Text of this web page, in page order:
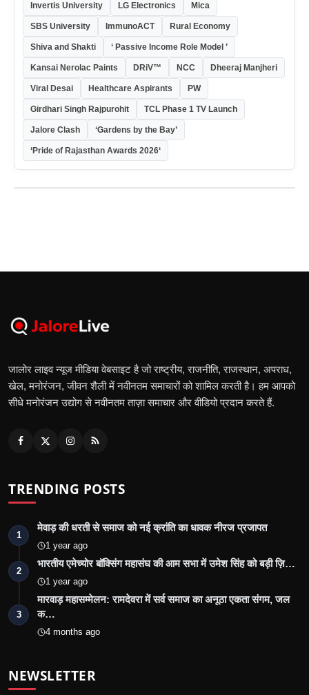
Invertis University LG Electronics Mica
SBS University ImmunoACT Rural Economy
Shiva and Shakti ‘ Passive Income Role Model ’
Kansai Nerolac Paints DRiV™ NCC Dheeraj Manjheri
Viral Desai Healthcare Aspirants PW
Girdhari Singh Rajpurohit TCL Phase 1 TV Launch
Jalore Clash ‘Gardens by the Bay’
‘Pride of Rajasthan Awards 2026‘
जालोर लाइव न्यूज मीडिया वेबसाइट है जो राष्ट्रीय, राजनीति, राजस्थान, अपराध,
खेल, मनोरंजन, जीवन शैली में नवीनतम समाचारों को शामिल करती है। हम आपको
सीधे मनोरंजन उद्योग से नवीनतम ताज़ा समाचार और वीडियो प्रदान करते हैं.
TRENDING POSTS
1
मेवाड़ की धरती से समाज को नई क्रांति का धावक नीरज प्रजापत
1 year ago
2
भारतीय एमेच्योर बॉक्सिंग महासंघ की आम सभा में उमेश सिंह को बड़ी ज़ि…
1 year ago
3
मारवाड़ महासम्मेलन: रामदेवरा में सर्व समाज का अनूठा एकता संगम, जल
क…
4 months ago
NEWSLETTER